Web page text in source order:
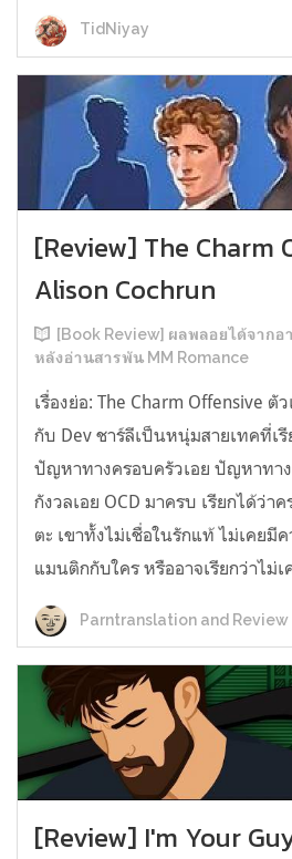
TidNiyay
[Review] The Charm
Alison Cochrun
[Book Review] ผลพลอยได้จากอ
หลังอ่านสารพัน MM Romance
เรื่องย่อ: The Charm Offensive ตั
กับ Dev ชาร์ลีเป็นหนุ่มสายเทคที่เรี
ปัญหาทางครอบครัวเอย ปัญหาทาง
กังวลเอย OCD มาครบ เรียกได้ว่า
ตะ เขาทั้งไม่เชื่อในรักแท้ ไม่เคยมี
แมนติกกับใคร หรืออาจเรียกว่าไม่เ
Parntranslation and Review
[Review] I'm Your